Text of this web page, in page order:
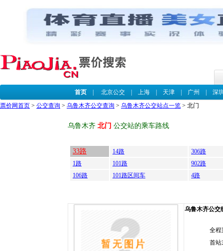
首页| 北京公交| 上海| 天津| 广州
深
票价网首页 > 公交查询 > 乌鲁木齐公交查询 > 乌鲁木齐公交站点一览 > 北门
乌鲁木齐 北门 公交站的乘车路线
33路 14路
306路
1路
101路
902路
106路
101路区间车 4路
乌鲁木齐公交
全程
首站